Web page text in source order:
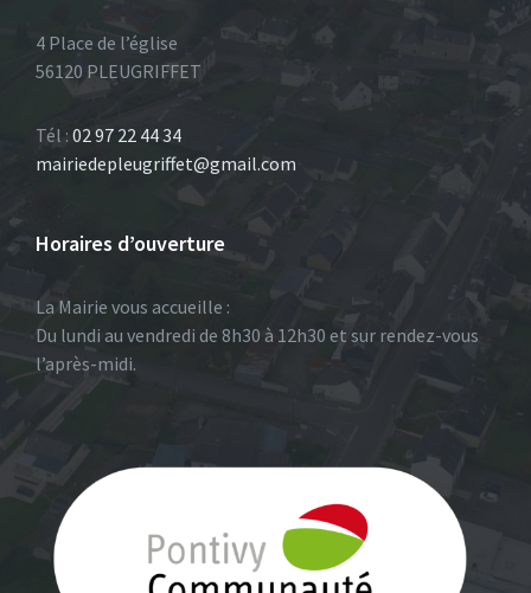
4 Place de l’église
56120 PLEUGRIFFET
Tél : 02 97 22 44 34
mairiedepleugriffet@gmail.com
Horaires d’ouverture
La Mairie vous accueille :
Du lundi au vendredi de 8h30 à 12h30 et sur rendez-vous
l’après-midi.